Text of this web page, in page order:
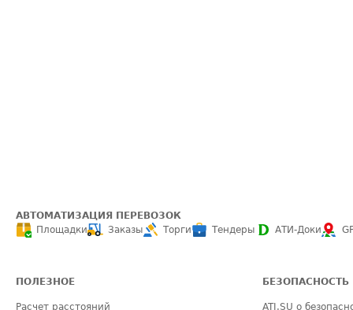
АВТОМАТИЗАЦИЯ ПЕРЕВОЗОК
Площадки
Заказы Торги Тендеры АТИ-Доки
ПОЛЕЗНОЕ
Расчет расстояний
БЕЗОПАСНОСТЬ
ATI.SU о